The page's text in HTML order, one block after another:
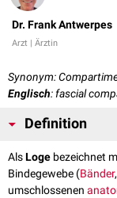
Dr. Frank Antwerpes
Arzt | Ärztin
Synonym:
Englisch: fascial
Definition
AlsLoge bezeichnet
Bindegewebe (Bänder,
umschlossenen